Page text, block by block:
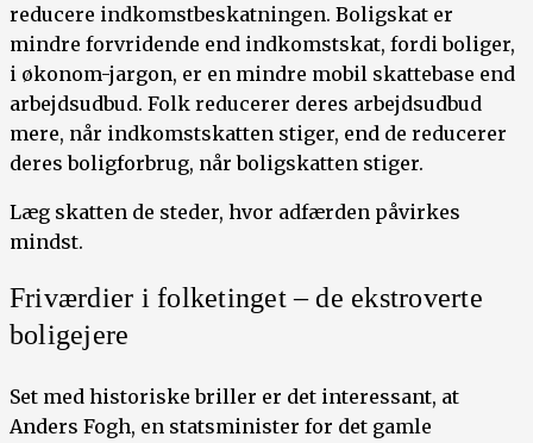
reducere indkomstbeskatningen. Boligskat er
mindre forvridende end indkomstskat, fordi boliger,
i økonom-jargon, er en mindre mobil skattebase end
arbejdsudbud. Folk reducerer deres arbejdsudbud
mere, når indkomstskatten stiger, end de reducerer
deres boligforbrug, når boligskatten stiger.
Læg skatten de steder, hvor adfærden påvirkes
mindst.
Friværdier i folketinget – de ekstroverte
boligejere
Set med historiske briller er det interessant, at
Anders Fogh, en statsminister for det gamle